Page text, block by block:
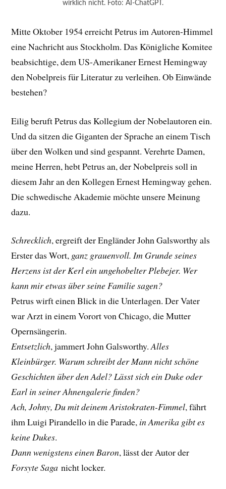
wirklich nicht. Foto: AI-ChatGPT.
Mitte Oktober 1954 erreicht Petrus im Autoren-Himmel
eine Nachricht aus Stockholm. Das Königliche Komitee
beabsichtige, dem US-Amerikaner Ernest Hemingway
den Nobelpreis für Literatur zu verleihen. Ob Einwände
bestehen?
Eilig beruft Petrus das Kollegium der Nobelautoren ein.
Und da sitzen die Giganten der Sprache an einem Tisch
über den Wolken und sind gespannt. Verehrte Damen,
meine Herren, hebt Petrus an, der Nobelpreis soll in
diesem Jahr an den Kollegen Ernest Hemingway gehen.
Die schwedische Akademie möchte unsere Meinung
dazu.
Schrecklich, ergreift der Engländer John Galsworthy als
Erster das Wort, ganz grauenvoll. Im Grunde seines
Herzens ist der Kerl ein ungehobelter Plebejer. Wer
kann mir etwas über seine Familie sagen?
Petrus wirft einen Blick in die Unterlagen. Der Vater
war Arzt in einem Vorort von Chicago, die Mutter
Opernsängerin.
Entsetzlich, jammert John Galsworthy.Alles
Kleinbürger. Warum schreibt der Mann nicht schöne
Geschichten über den Adel? Lässt sich ein Duke oder
Earl in seiner Ahnengalerie finden?
Ach, Johny, Du mit deinem Aristokraten-Fimmel, fährt
ihm Luigi Pirandello in die Parade, in Amerika gibt es
keine Dukes.
Dann wenigstens einen Baron, lässt der Autor der
Forsyte Saga nicht locker.